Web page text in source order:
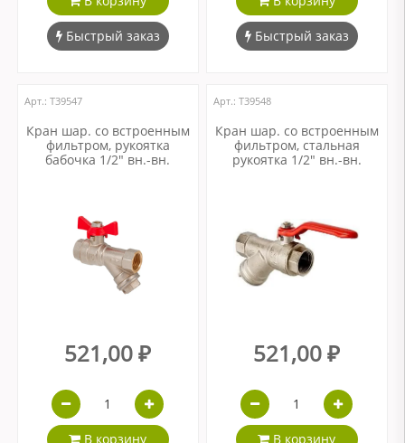
Быстрый заказ Быстрый заказ
Арт.: Т39547
Кран шар. со встроенным
фильтром, рукоятка
бабочка 1/2" вн.-вн.
521,00 ₽
В корзину
Арт.: Т39548
Кран шар. со встроенным
фильтром, стальная
рукоятка 1/2" вн.-вн.
521,00 ₽
В корзину